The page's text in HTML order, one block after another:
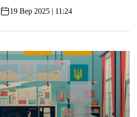
19 Вер 2025 | 11:24